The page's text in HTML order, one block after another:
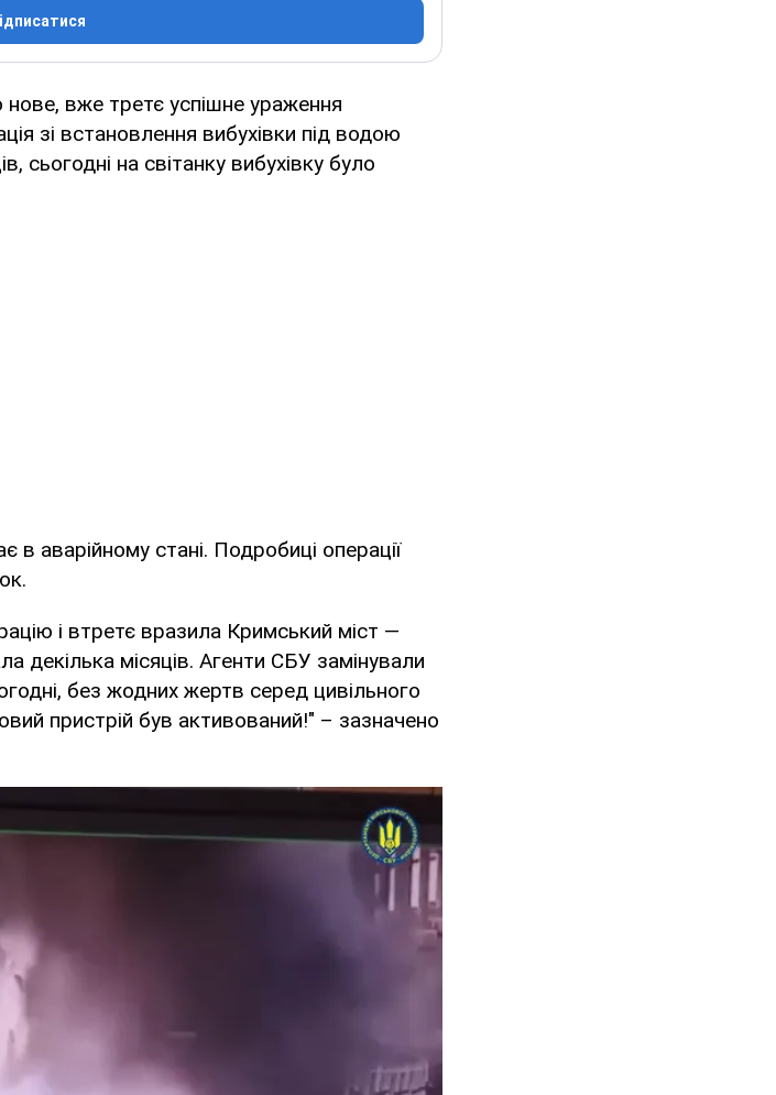
вже третє успішне ураження
зі встановлення вибухівки під водою
сьогодні на світанку вибухівку було
в аварійному стані. Подробиці операції
і втретє вразила Кримський міст —
декілька місяців. Агенти СБУ замінували
без жодних жертв серед цивільного
пристрій був активований!" – зазначено